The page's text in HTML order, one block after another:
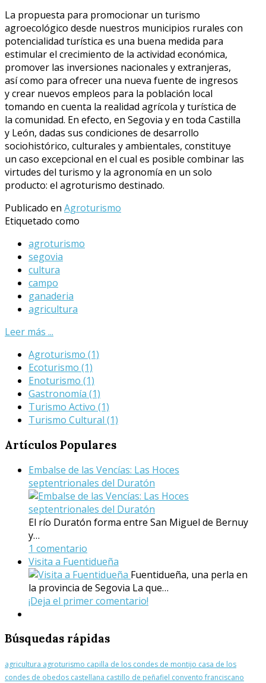
La propuesta para promocionar un turismo
agroecológico desde nuestros municipios rurales con
potencialidad turística es una buena medida para
estimular el crecimiento de la actividad económica,
promover las inversiones nacionales y extranjeras,
así como para ofrecer una nueva fuente de ingresos
y crear nuevos empleos para la población local
tomando en cuenta la realidad agrícola y turística de
la comunidad. En efecto, en Segovia y en toda Castilla
y León, dadas sus condiciones de desarrollo
sociohistórico, culturales y ambientales, constituye
un caso excepcional en el cual es posible combinar las
virtudes del turismo y la agronomía en un solo
producto: el agroturismo destinado.
Publicado en Agroturismo
Etiquetado como
agroturismo
segovia
cultura
campo
ganaderia
agricultura
Leer más ...
Agroturismo (1)
Ecoturismo (1)
Enoturismo (1)
Gastronomía (1)
Turismo Activo (1)
Turismo Cultural (1)
Artículos Populares
Embalse de las Vencías: Las Hoces
septentrionales del Duratón
El río Duratón forma entre San Miguel de Bernuy
y…
1 comentario
Visita a Fuentidueña
Fuentidueña, una perla en
la provincia de Segovia La que…
¡Deja el primer comentario!
Búsquedas rápidas
agricultura agroturismo capilla de los condes de montijo casa de los
condes de obedos castellana castillo de peñafiel convento franciscano